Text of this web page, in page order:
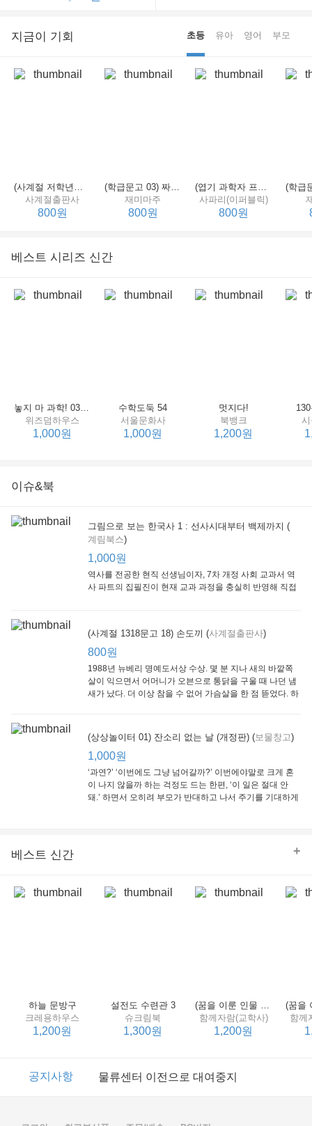
지금이 기회 초등 유아 영어 부모
(사계절 저학년문고 21) 선생님은 모르는 게 너무 많아
사계절출판사
800원
(학급문고 03) 짜장 짬뽕 탕수육
재미마주
800원
(엽기 과학자 프래니 01) 도시락 괴물이 나타났다
사파리(이퍼블릭)
800원
Little, Brown
1,000원
큰솔(토토북)
동아일보사
베스트 시리즈 신간
놓지 마 과학! 03 : 정신이 공룡에 정신 놓다
위즈덤하우스
1,000원
수학도둑 54
서울문화사
1,000원
멋지다!
북뱅크
1,200원
이슈&북
그림으로 보는 한국사 1 : 선사시대부터 백제까지 (
계림북스)
1,000원
역사를 전공한 현직 선생님이자, 7차 개정 사회 교과서 역
사 파트의 집필진이 현재 교과 과정을 충실히 반영해 직접
(사계절 1318문고 18) 손도끼 (사계절출판사)
800원
1988년 뉴베리 명예도서상 수상. 몇 분 지나 새의 바깥쪽
살이 익으면서 어머니가 오븐으로 통닭을 구울 때 나던 냄
새가 났다. 더 이상 참을 수 없어 가슴살을 한 점 뜯었다. 하
(상상놀이터 01) 잔소리 없는 날 (개정판) (보물창고)
1,000원
‘과연?’ ‘이번에도 그냥 넘어갈까?’ 이번에야말로 크게 혼
이 나지 않을까 하는 걱정도 드는 한편, ‘이 일은 절대 안
돼.’ 하면서 오히려 부모가 반대하고 나서 주기를 기대하게
베스트 신간 +
하늘 문방구
크레용하우스
1,200원
설전도 수련관 3
슈크림북
1,300원
(꿈을 이룬 인물 탐구 2) 제인 구달
함께자람(교학사)
1,200원
함께
이벤트 2017년 리브피아 여름방학 참고서 이벤트
공지사항 물류센터 이전으로 대여중지